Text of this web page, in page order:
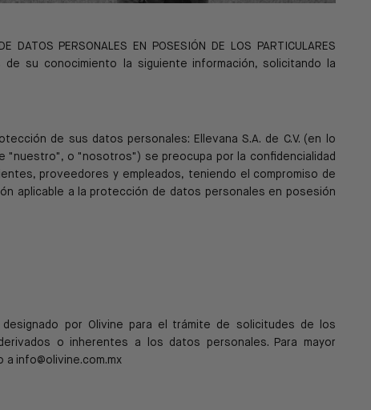
DATOS
PERSONALES EN POSESIÓN DE LOS PARTICULARES
de su conocimiento la siguiente información, solicitando la
de sus datos personales: Ellevana S.A. de C.V. (en lo
"nuestro", o "nosotros") se preocupa por la confidencialidad
proveedores y empleados, teniendo el compromiso de
aplicable a
la protección de datos personales en posesión
por Olivine para el trámite de solicitudes de los
o inherentes a los datos personales. Para mayor
a info@olivine.com.mx